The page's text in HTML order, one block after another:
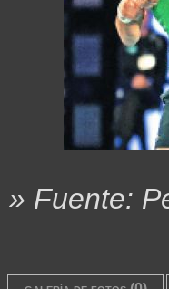
» Fuente: